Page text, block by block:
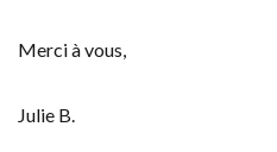
Merci à vous,
Julie B.